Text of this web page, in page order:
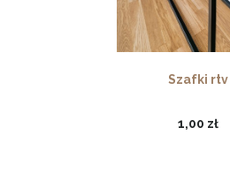
Szafki rtv
1,00 zł